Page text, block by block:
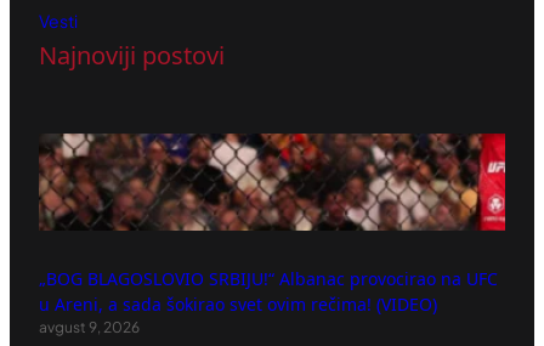
Vesti
Najnoviji postovi
„BOG BLAGOSLOVIO SRBIJU!“ Albanac provocirao na UFC
u Areni, a sada šokirao svet ovim rečima! (VIDEO)
avgust 9, 2026